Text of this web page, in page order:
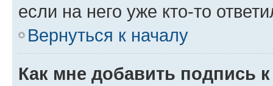
если на него уже кто-то
Вернуться к началу
Как мне добавить подпись